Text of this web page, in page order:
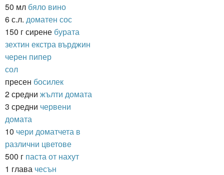
50 мл бяло вино
6 с.л. доматен сос
150 г сирене бурата
зехтин екстра върджин
черен пипер
сол
пресен босилек
2 средни жълти домата
3 средни червени
домата
10 чери доматчета в
различни цветове
500 г паста от нахут
1 глава чесън